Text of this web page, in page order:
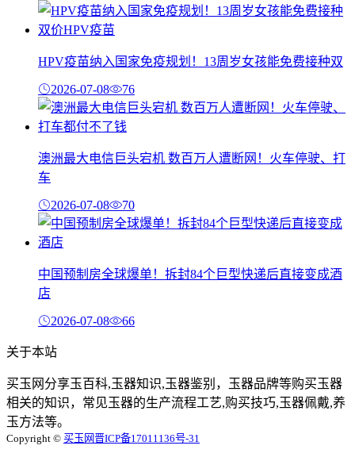
HPV疫苗纳入国家免疫规划！13周岁女孩能免费接种双
2026-07-08 76
澳洲最大电信巨头宕机 数百万人遭断网！火车停驶、打
车
2026-07-08 70
中国预制房全球爆单！拆封84个巨型快递后直接变成酒
店
2026-07-08 66
关于本站
买玉网分享玉百科,玉器知识,玉器鉴别，玉器品牌等购买玉器
相关的知识，常见玉器的生产流程工艺,购买技巧,玉器佩戴,养
玉方法等。
Copyright © 买玉网晋ICP备17011136号-31